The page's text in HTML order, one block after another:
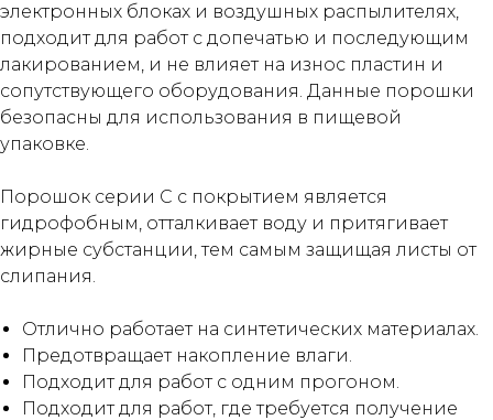
электронных блоках и воздушных распылителях,
подходит для работ с допечатью и последующим
лакированием, и не влияет на износ пластин и
сопутствующего оборудования. Данные порошки
безопасны для использования в пищевой
упаковке.
Порошок серии C с покрытием является
гидрофобным, отталкивает воду и притягивает
жирные субстанции, тем самым защищая листы от
слипания.
Отлично работает на синтетических материалах.
Предотвращает накопление влаги.
Подходит для работ с одним прогоном.
Подходит для работ, где требуется получение